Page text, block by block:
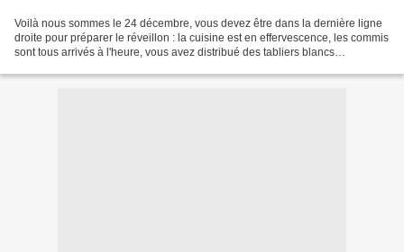
Voilà nous sommes le 24 décembre, vous devez être dans la dernière ligne
droite pour préparer le réveillon : la cuisine est en effervescence, les commis
sont tous arrivés à l'heure, vous avez distribué des tabliers blancs